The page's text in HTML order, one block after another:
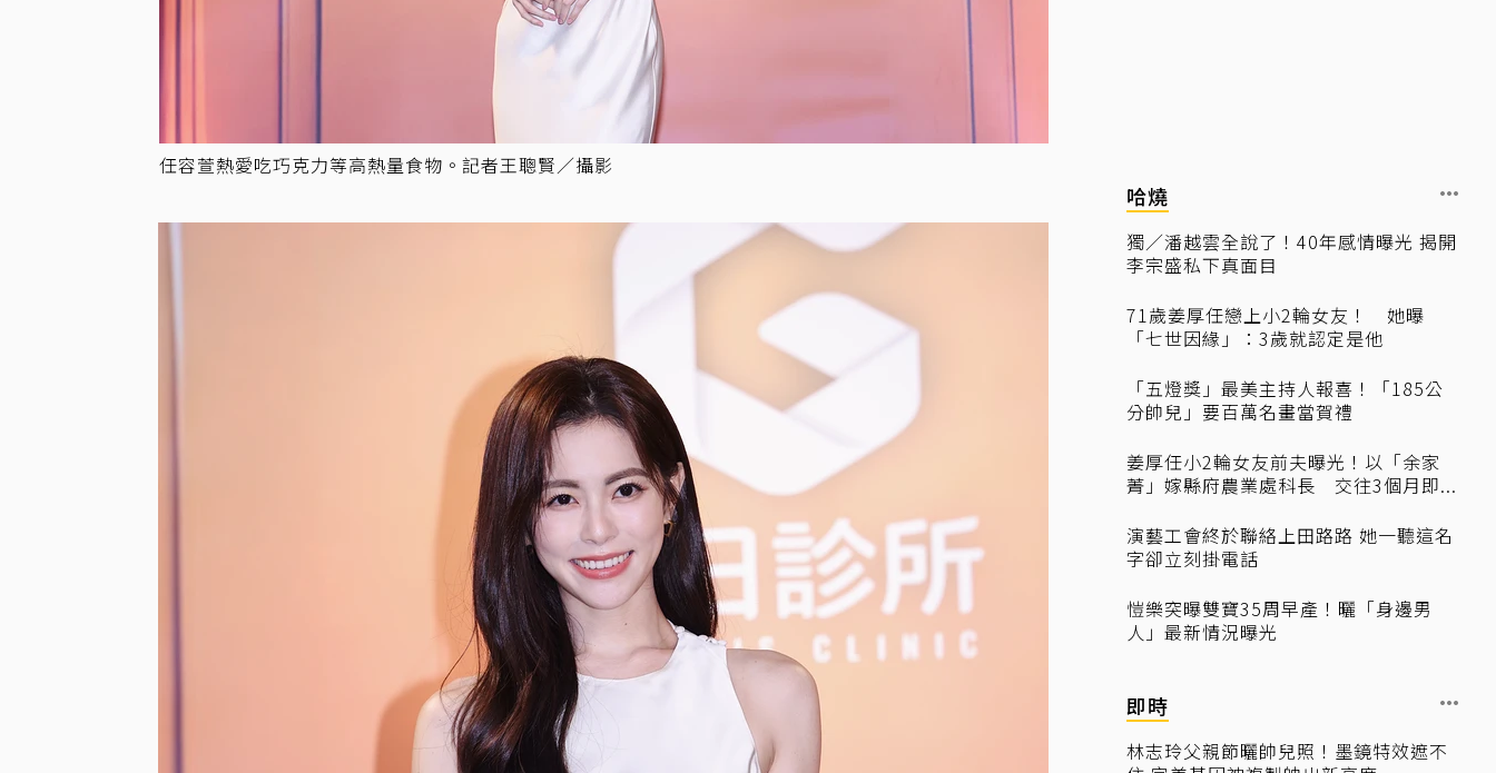
任容萱熱愛吃巧克力等高熱量食物。記者王聰賢／攝影
哈燒
獨／潘越雲全說了！40年感情曝光 揭開
李宗盛私下真面目
71歲姜厚任戀上小2輪女友！ 她曝
「七世因緣」：3歲就認定是他
「五燈獎」最美主持人報喜！「185公
分帥兒」要百萬名畫當賀禮
姜厚任小2輪女友前夫曝光！以「余家
菁」嫁縣府農業處科長 交往3個月即...
演藝工會終於聯絡上田路路 她一聽這名
字卻立刻掛電話
愷樂突曝雙寶35周早產！曬「身邊男
人」最新情況曝光
即時
林志玲父親節曬帥兒照！墨鏡特效遮不